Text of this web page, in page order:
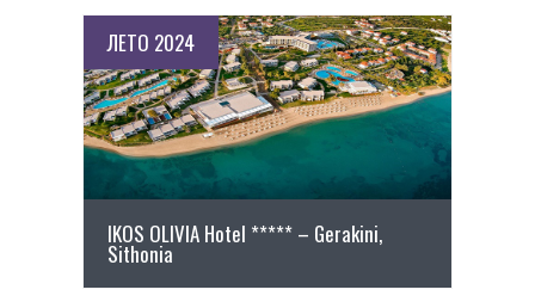
ЛЕТО 2024
ПОВЕЌЕ ДЕТАЛИ
IKOS OLIVIA Hotel ***** – Gerakini,
Sithonia